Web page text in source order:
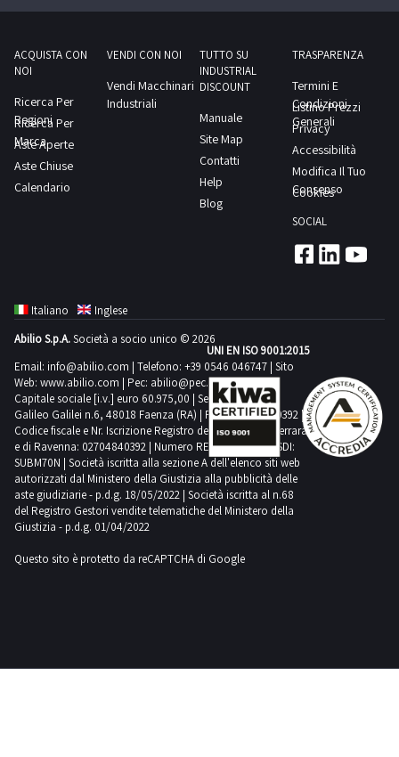
immediata,
portale: ti
aiuteremo a
risolvere
ogni dubbio
perplessità.
Non
lasciarti
ACQUISTA CON
NOI
Ricerca Per
Regioni
Ricerca Per
Marca
Aste Aperte
Aste Chiuse
Calendario
VENDI CON NOI
Vendi Macchinari
Industriali
TUTTO SU
INDUSTRIAL
DISCOUNT
Manuale
Site Map
Contatti
Help
Blog
TRASPARENZA
Termini E
Condizioni
Generali
Listino Prezzi
Privacy
Accessibilità
Modifica Il Tuo
Consenso
Cookies
SOCIAL
Italiano
Inglese
Abilio S.p.A.Società a socio unico © 2026
Email: info@abilio.com | Telefono: +39 0546 046747 | Sito
Web: www.abilio.com | Pec: abilio@pec.illimity.com
Capitale sociale [i.v.] euro 60.975,00 | Sede legale in Via
Galileo Galilei n.6, 48018 Faenza (RA) | P.IVA: 02704840392 |
Codice fiscale e Nr. Iscrizione Registro delle Imprese di Ferrara
e di Ravenna: 02704840392 | Numero REA RA 224830 | SDI:
SUBM70N | Società iscritta alla sezione A dell'elenco siti web
autorizzati dal Ministero della Giustizia alla pubblicità delle
aste giudiziarie - p.d.g. 18/05/2022 | Società iscritta al n.68
del Registro Gestori vendite telematiche del Ministero della
Giustizia - p.d.g. 01/04/2022
Questo sito è protetto da reCAPTCHA di Google
UNI EN ISO 9001:2015